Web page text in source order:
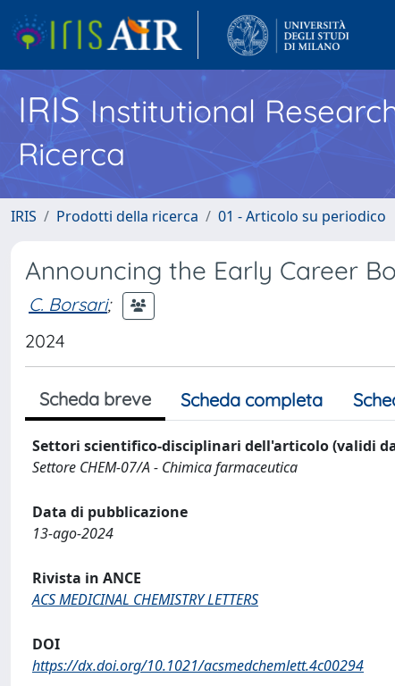
IRISInstitutional
Ricerca
IRIS Prodotti della ricerca 01 - Articolo su periodico
Announcing the Early Career
C. Borsari;
2024
Scheda breve Scheda completa
Settori scientifico-disciplinari dell'articolo (validi
Settore CHEM-07/A - Chimica farmaceutica
Data di pubblicazione
13-ago-2024
Rivista in ANCE
ACS MEDICINAL CHEMISTRY LETTERS
DOI
https://dx.doi.org/10.1021/acsmedchemlett.4c00294